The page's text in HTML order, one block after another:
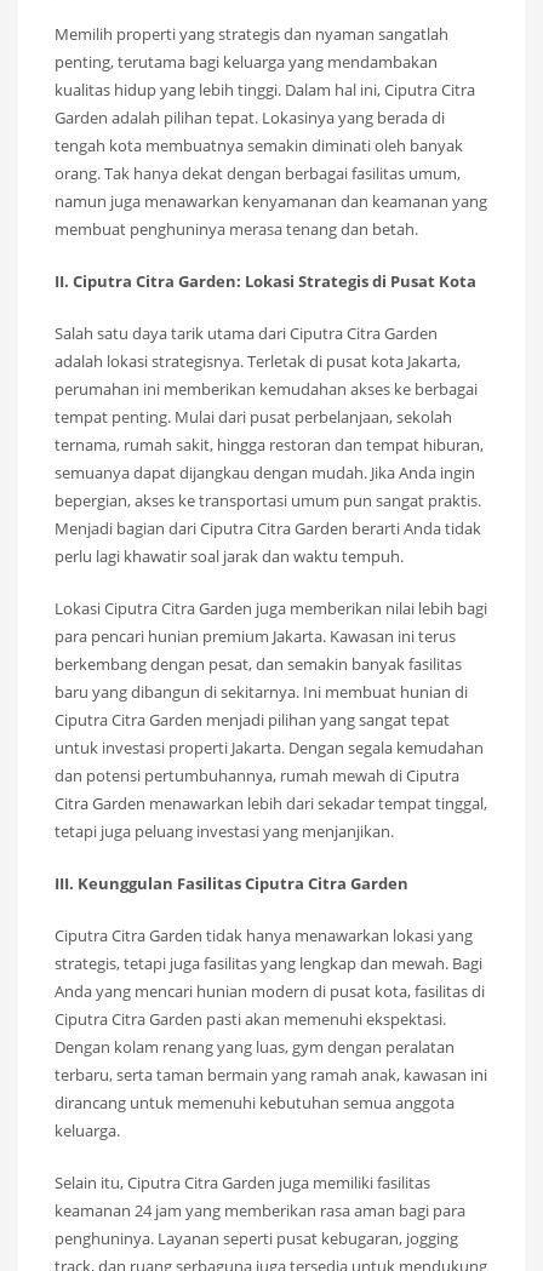
Memilih properti yang strategis dan nyaman sangatlah
penting, terutama bagi keluarga yang mendambakan
kualitas hidup yang lebih tinggi. Dalam hal ini, Ciputra Citra
Garden adalah pilihan tepat. Lokasinya yang berada di
tengah kota membuatnya semakin diminati oleh banyak
orang. Tak hanya dekat dengan berbagai fasilitas umum,
namun juga menawarkan kenyamanan dan keamanan yang
membuat penghuninya merasa tenang dan betah.
II. Ciputra Citra Garden: Lokasi Strategis di Pusat Kota
Salah satu daya tarik utama dari Ciputra Citra Garden
adalah lokasi strategisnya. Terletak di pusat kota Jakarta,
perumahan ini memberikan kemudahan akses ke berbagai
tempat penting. Mulai dari pusat perbelanjaan, sekolah
ternama, rumah sakit, hingga restoran dan tempat hiburan,
semuanya dapat dijangkau dengan mudah. Jika Anda ingin
bepergian, akses ke transportasi umum pun sangat praktis.
Menjadi bagian dari Ciputra Citra Garden berarti Anda tidak
perlu lagi khawatir soal jarak dan waktu tempuh.
Lokasi Ciputra Citra Garden juga memberikan nilai lebih bagi
para pencari hunian premium Jakarta. Kawasan ini terus
berkembang dengan pesat, dan semakin banyak fasilitas
baru yang dibangun di sekitarnya. Ini membuat hunian di
Ciputra Citra Garden menjadi pilihan yang sangat tepat
untuk investasi properti Jakarta. Dengan segala kemudahan
dan potensi pertumbuhannya, rumah mewah di Ciputra
Citra Garden menawarkan lebih dari sekadar tempat tinggal,
tetapi juga peluang investasi yang menjanjikan.
III. Keunggulan Fasilitas Ciputra Citra Garden
Ciputra Citra Garden tidak hanya menawarkan lokasi yang
strategis, tetapi juga fasilitas yang lengkap dan mewah. Bagi
Anda yang mencari hunian modern di pusat kota, fasilitas di
Ciputra Citra Garden pasti akan memenuhi ekspektasi.
Dengan kolam renang yang luas, gym dengan peralatan
terbaru, serta taman bermain yang ramah anak, kawasan ini
dirancang untuk memenuhi kebutuhan semua anggota
keluarga.
Selain itu, Ciputra Citra Garden juga memiliki fasilitas
keamanan 24 jam yang memberikan rasa aman bagi para
penghuninya. Layanan seperti pusat kebugaran, jogging
track, dan ruang serbaguna juga tersedia untuk mendukung